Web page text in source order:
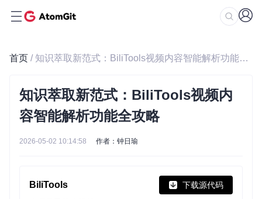
首页 / 知识萃取新范式：BiliTools视频内容智能解析功能全攻略
知识萃取新范式：BiliTools视频内
容智能解析功能全攻略
2026-05-02 10:14:58 作者：钟日瑜
BiliTools 下载源代码